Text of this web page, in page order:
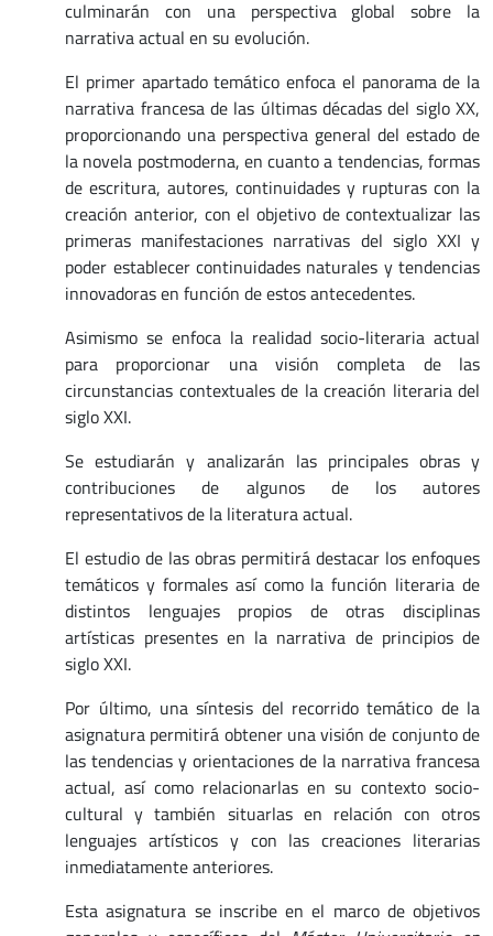
culminarán con una perspectiva global sobre la
narrativa actual en su evolución.
El primer apartado temático enfoca el panorama de la
narrativa francesa de las últimas décadas del siglo XX,
proporcionando una perspectiva general del estado de
la novela postmoderna, en cuanto a tendencias, formas
de escritura, autores, continuidades y rupturas con la
creación anterior, con el objetivo de contextualizar las
primeras manifestaciones narrativas del siglo XXI y
poder establecer continuidades naturales y tendencias
innovadoras en función de estos antecedentes.
Asimismo se enfoca la realidad socio-literaria actual
para proporcionar una visión completa de las
circunstancias contextuales de la creación literaria del
siglo XXI.
Se estudiarán y analizarán las principales obras y
contribuciones de algunos de los autores
representativos de la literatura actual.
El estudio de las obras permitirá destacar los enfoques
temáticos y formales así como la función literaria de
distintos lenguajes propios de otras disciplinas
artísticas presentes en la narrativa de principios de
siglo XXI.
Por último, una síntesis del recorrido temático de la
asignatura permitirá obtener una visión de conjunto de
las tendencias y orientaciones de la narrativa francesa
actual, así como relacionarlas en su contexto socio-
cultural y también situarlas en relación con otros
lenguajes artísticos y con las creaciones literarias
inmediatamente anteriores.
Esta asignatura se inscribe en el marco de objetivos